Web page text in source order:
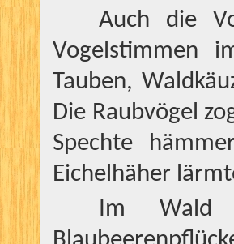
Auch die
Vogelstimmen
Tauben,
Die Raubvögel
Spechte
Eichelhäher
Im Wald